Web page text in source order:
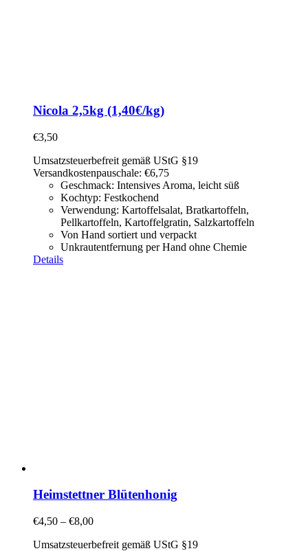
Nicola 2,5kg (1,40€/kg)
€3,50
Umsatzsteuerbefreit gemäß UStG §19
Versandkostenpauschale: €6,75
Geschmack: Intensives Aroma, leicht süß
Kochtyp: Festkochend
Verwendung: Kartoffelsalat, Bratkartoffeln,
Pellkartoffeln, Kartoffelgratin, Salzkartoffeln
Von Hand sortiert und verpackt
Unkrautentfernung per Hand ohne Chemie
Details
Heimstettner Blütenhonig
€4,50 – €8,00
Umsatzsteuerbefreit gemäß UStG §19